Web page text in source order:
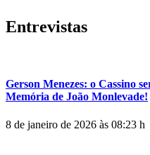
Entrevistas
Gerson Menezes: o Cassino
Memória de João Monlevade!
8 de janeiro de 2026 às 08:23 h